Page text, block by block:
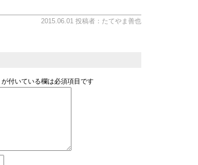
2015.06.01 投稿者：たてやま善也
が付いている欄は必須項目です